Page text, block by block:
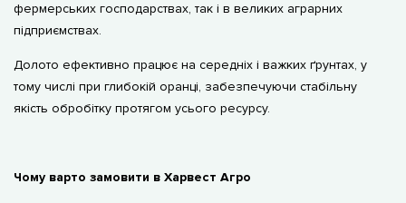
фермерських господарствах, так і в великих аграрних
підприємствах.
Долото ефективно працює на середніх і важких ґрунтах, у
тому числі при глибокій оранці, забезпечуючи стабільну
якість обробітку протягом усього ресурсу.
Чому варто замовити в Харвест Агро